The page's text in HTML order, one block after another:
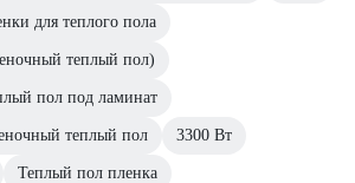
для теплого пола
теплый пол)
пол под ламинат
теплый пол 3300 Вт
Теплый пол пленка